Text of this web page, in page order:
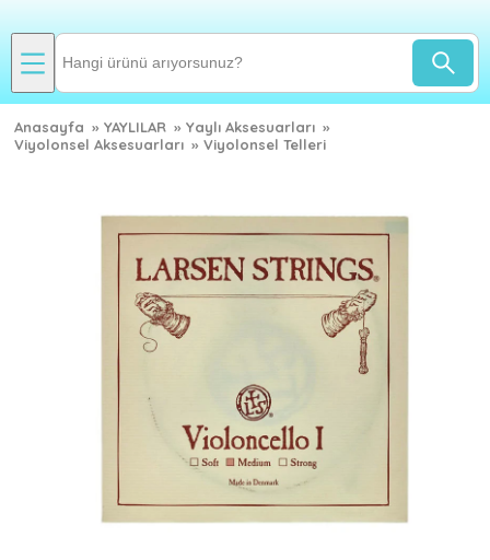
Anasayfa » YAYLILAR » Yaylı Aksesuarları »
Viyolonsel Aksesuarları » Viyolonsel Telleri